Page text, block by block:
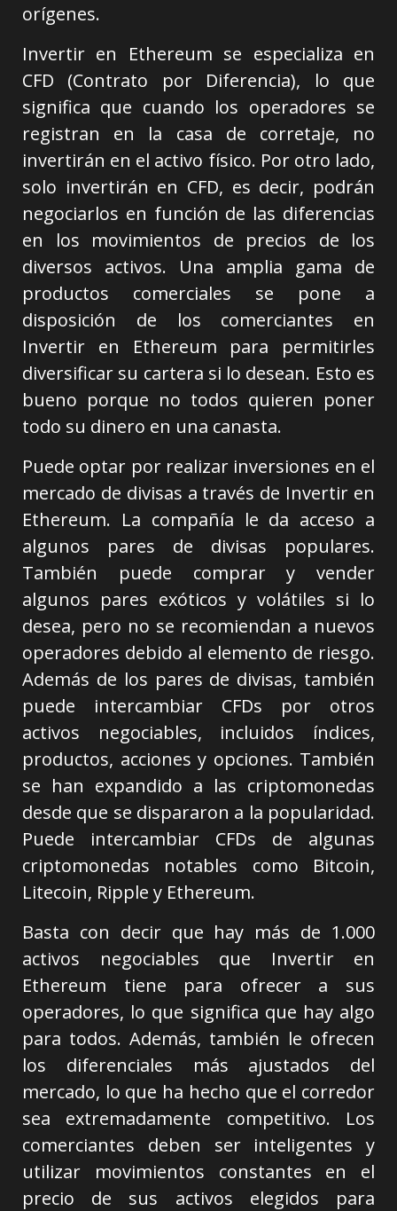
orígenes.
Invertir en Ethereum se especializa en
CFD (Contrato por Diferencia), lo que
significa que cuando los operadores se
registran en la casa de corretaje, no
invertirán en el activo físico. Por otro lado,
solo invertirán en CFD, es decir, podrán
negociarlos en función de las diferencias
en los movimientos de precios de los
diversos activos. Una amplia gama de
productos comerciales se pone a
disposición de los comerciantes en
Invertir en Ethereum para permitirles
diversificar su cartera si lo desean. Esto es
bueno porque no todos quieren poner
todo su dinero en una canasta.
Puede optar por realizar inversiones en el
mercado de divisas a través de Invertir en
Ethereum. La compañía le da acceso a
algunos pares de divisas populares.
También puede comprar y vender
algunos pares exóticos y volátiles si lo
desea, pero no se recomiendan a nuevos
operadores debido al elemento de riesgo.
Además de los pares de divisas, también
puede intercambiar CFDs por otros
activos negociables, incluidos índices,
productos, acciones y opciones. También
se han expandido a las criptomonedas
desde que se dispararon a la popularidad.
Puede intercambiar CFDs de algunas
criptomonedas notables como Bitcoin,
Litecoin, Ripple y Ethereum.
Basta con decir que hay más de 1.000
activos negociables que Invertir en
Ethereum tiene para ofrecer a sus
operadores, lo que significa que hay algo
para todos. Además, también le ofrecen
los diferenciales más ajustados del
mercado, lo que ha hecho que el corredor
sea extremadamente competitivo. Los
comerciantes deben ser inteligentes y
utilizar movimientos constantes en el
precio de sus activos elegidos para